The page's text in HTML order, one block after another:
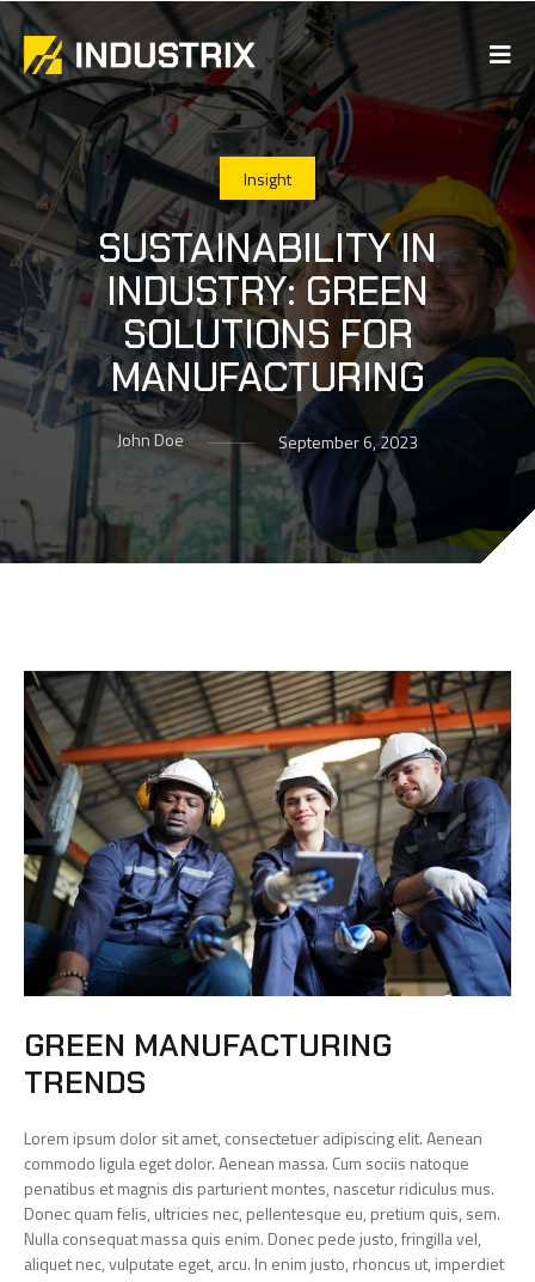
Insight
SUSTAINABILITY IN
INDUSTRY: GREEN
SOLUTIONS FOR
MANUFACTURING
John Doe September 6, 2023
GREEN MANUFACTURING
TRENDS
Lorem ipsum dolor sit amet, consectetuer adipiscing elit. Aenean
commodo ligula eget dolor. Aenean massa. Cum sociis natoque
penatibus et magnis dis parturient montes, nascetur ridiculus mus.
Donec quam felis, ultricies nec, pellentesque eu, pretium quis, sem.
Nulla consequat massa quis enim. Donec pede justo, fringilla vel,
aliquet nec, vulputate eget, arcu. In enim justo, rhoncus ut, imperdiet